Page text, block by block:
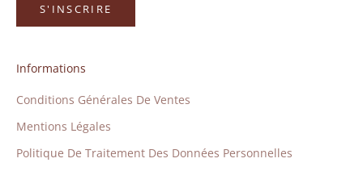
S'INSCRIRE
Informations
Conditions Générales De Ventes
Mentions Légales
Politique De Traitement Des Données Personnelles